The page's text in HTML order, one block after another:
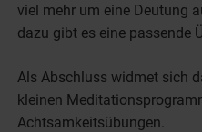
viel mehr um eine Deutung
dazu gibt es eine passende
Als Abschluss widmet sich
kleinen
Achtsamkeitsübungen.